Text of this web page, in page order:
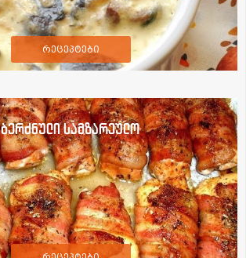
რეცეპტები
ბერძნული სამზარეულო